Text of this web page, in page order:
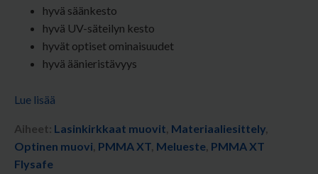
hyvä säänkesto
hyvä UV-säteilyn kesto
hyvät optiset ominaisuudet
hyvä äänieristävyys
Lue lisää
Aiheet: Lasinkirkkaat muovit, Materiaaliesittely,
Optinen muovi, PMMA XT, Melueste, PMMA XT
Flysafe